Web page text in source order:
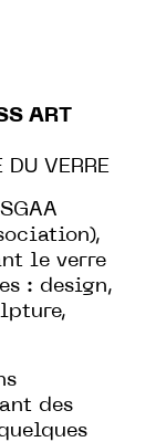
ART
VERRE
le verre
: design,
des